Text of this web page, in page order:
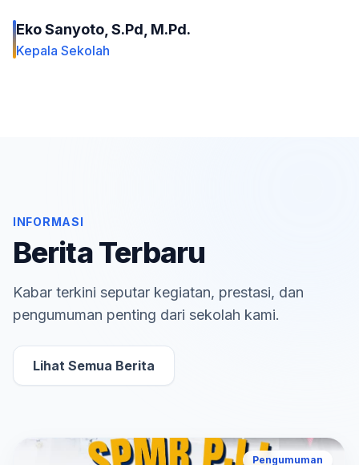
Eko Sanyoto, S.Pd, M.Pd.
Kepala Sekolah
INFORMASI
Berita Terbaru
Kabar terkini seputar kegiatan, prestasi, dan
pengumuman penting dari sekolah kami.
Lihat Semua Berita
Pengumuman